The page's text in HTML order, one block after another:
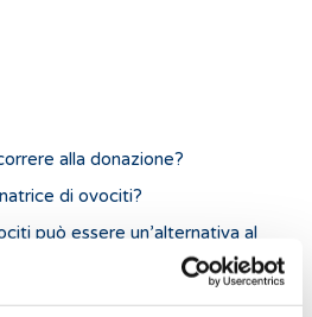
alla donazione?
di ovociti?
può essere un’alternativa al